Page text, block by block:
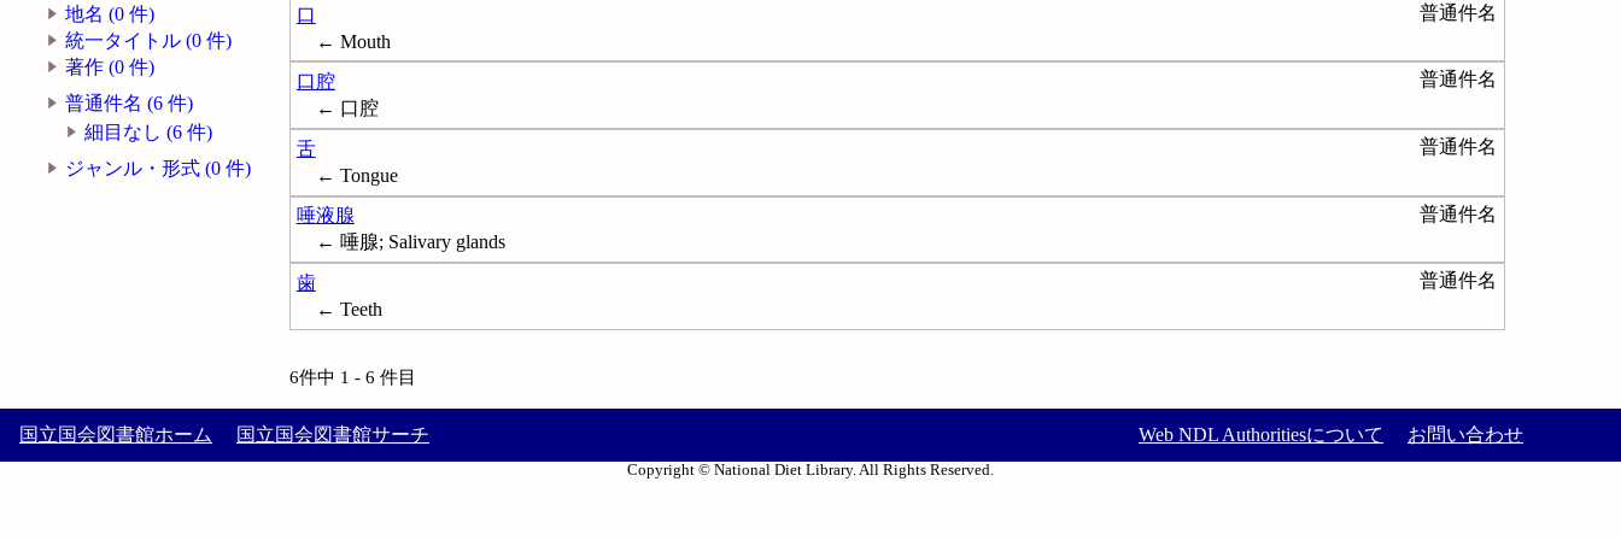
地名 (0 件)
統一タイトル (0 件)
著作 (0 件)
普通件名 (6 件)
細目なし (6 件)
ジャンル・形式 (0 件)
口
普通件名
← Mouth
口腔
普通件名
← 口腔
舌
普通件名
← Tongue
唾液腺
普通件名
← 唾腺; Salivary glands
歯
普通件名
← Teeth
6件中 1 - 6 件目
国立国会図書館ホーム 国立国会図書館サーチ Web NDL Authoritiesについて お問い合わせ
Copyright © National Diet Library. All Rights Reserved.